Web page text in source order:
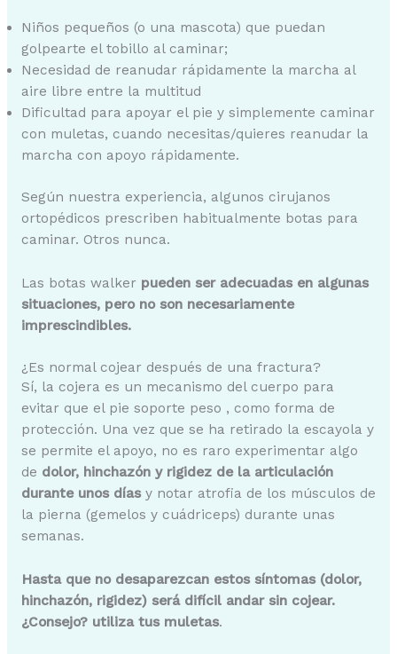
Niños pequeños (o una mascota) que puedan
golpearte el tobillo al caminar;
Necesidad de reanudar rápidamente la marcha al
aire libre entre la multitud
Dificultad para apoyar el pie y simplemente caminar
con muletas, cuando necesitas/quieres reanudar la
marcha con apoyo rápidamente.
Según nuestra experiencia, algunos cirujanos
ortopédicos prescriben habitualmente botas para
caminar. Otros nunca.
Las botas walker pueden ser adecuadas en algunas
situaciones, pero no son necesariamente
imprescindibles.
¿Es normal cojear después de una fractura?
Sí, la cojera es un mecanismo del cuerpo para
evitar que el pie soporte peso , como forma de
protección. Una vez que se ha retirado la escayola y
se permite el apoyo, no es raro experimentar algo
de dolor, hinchazón y rigidez de la articulación
durante unos díasy notar atrofia de los músculos de
la pierna (gemelos y cuádriceps) durante unas
semanas.
Hasta que no desaparezcan estos síntomas (dolor,
hinchazón, rigidez) será difícil andar sin cojear.
¿Consejo? utiliza tus muletas.